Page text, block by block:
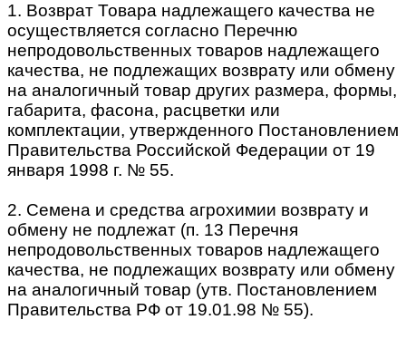
1. Возврат Товара надлежащего качества не
осуществляется согласно Перечню
непродовольственных товаров надлежащего
качества, не подлежащих возврату или обмену
на аналогичный товар других размера, формы,
габарита, фасона, расцветки или
комплектации, утвержденного Постановлением
Правительства Российской Федерации от 19
января 1998 г. № 55.
2. Семена и средства агрохимии возврату и
обмену не подлежат (п. 13 Перечня
непродовольственных товаров надлежащего
качества, не подлежащих возврату или обмену
на аналогичный товар (утв. Постановлением
Правительства РФ от 19.01.98 № 55).